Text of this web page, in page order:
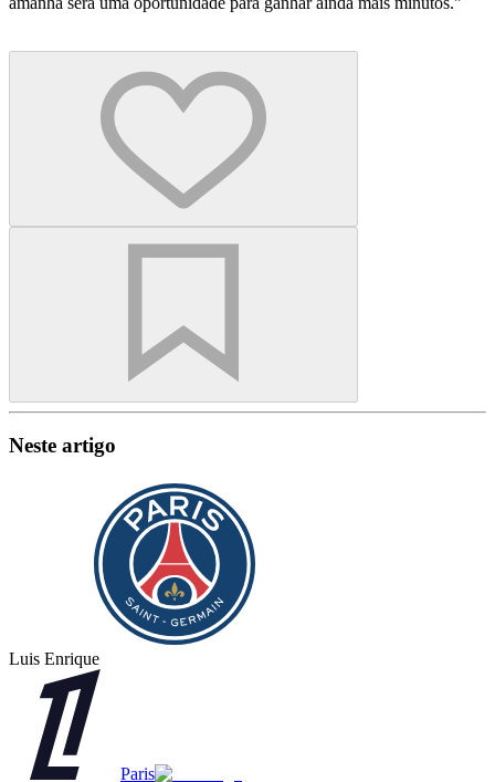
Neste artigo
Luis Enrique
Paris